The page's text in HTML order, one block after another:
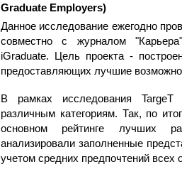
Graduate Employers)
Данное исследование ежегодно
совместно с журналом
iGraduate. Цель проекта -
предоставляющих лучшие
В рамках исследования TargeT
различным категориям. Так, по
основном рейтинге лучших
анализировали заполненные
учетом средних предпочтений